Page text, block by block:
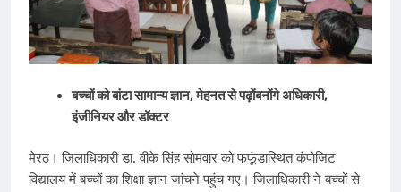
बच्चों को बांटा सामान्य ज्ञान, मेहनत से पढ़ोंबनोंगे अ​धिकारी,
इंजीनियर और डॉक्टर
मेरठ। जिला​धिकारी डा. वीके सिंह सोमवार को फफूंडा​​स्थित कंपोजिट
विद्यालय में बच्चों का ​शिक्षा ज्ञान जांचने पहुंच गए। जिला​धिकारी ने बच्चों से